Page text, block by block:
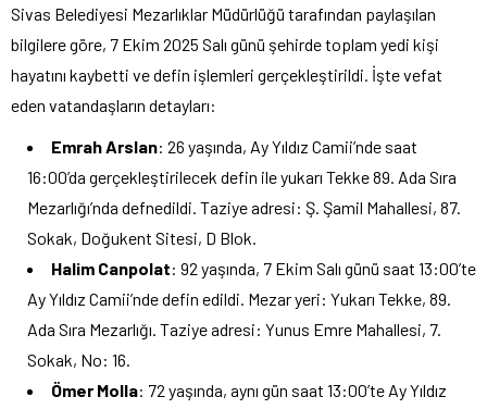
Sivas Belediyesi Mezarlıklar Müdürlüğü tarafından paylaşılan
bilgilere göre, 7 Ekim 2025 Salı günü şehirde toplam yedi kişi
hayatını kaybetti ve defin işlemleri gerçekleştirildi. İşte vefat
eden vatandaşların detayları:
Emrah Arslan: 26 yaşında, Ay Yıldız Camii’nde saat
16:00’da gerçekleştirilecek defin ile yukarı Tekke 89. Ada Sıra
Mezarlığı’nda defnedildi. Taziye adresi: Ş. Şamil Mahallesi, 87.
Sokak, Doğukent Sitesi, D Blok.
Halim Canpolat: 92 yaşında, 7 Ekim Salı günü saat 13:00’te
Ay Yıldız Camii’nde defin edildi. Mezar yeri: Yukarı Tekke, 89.
Ada Sıra Mezarlığı. Taziye adresi: Yunus Emre Mahallesi, 7.
Sokak, No: 16.
Ömer Molla: 72 yaşında, aynı gün saat 13:00’te Ay Yıldız